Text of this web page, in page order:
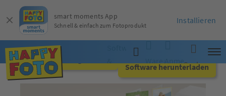
Software
App
WarenkorbAnmelden
Suche
Jetzt online gestalten
Software herunterladen
smart moments App
Schnell & einfach zum Fotoprodukt
Installieren